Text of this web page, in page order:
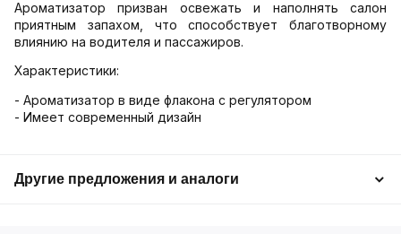
Ароматизатор призван освежать и наполнять салон
приятным запахом, что способствует благотворному
влиянию на водителя и пассажиров.
Характеристики:
- Ароматизатор в виде флакона с регулятором
- Имеет современный дизайн
Другие предложения и аналоги